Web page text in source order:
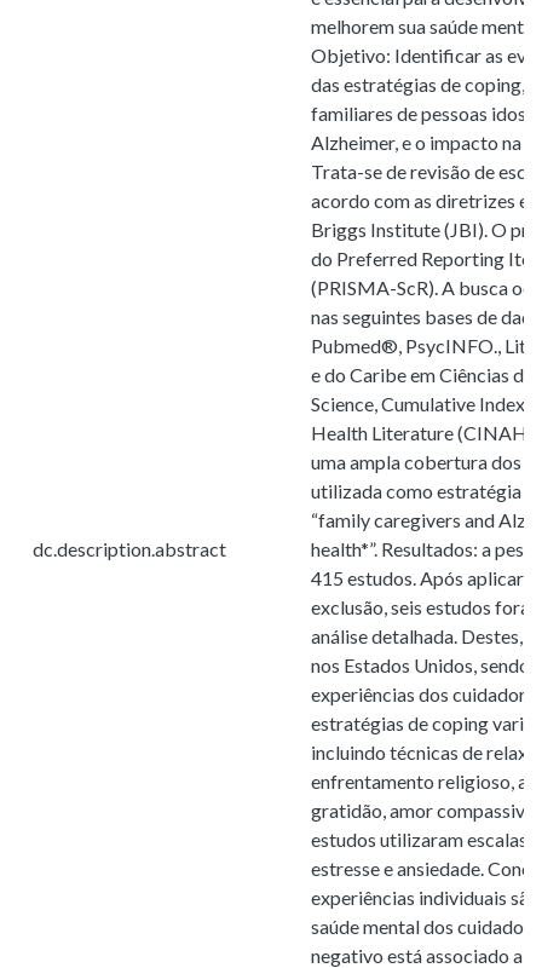
dc.description.abstract
melhorem sua saúde
Objetivo: Identificar as
das estratégias de coping,
familiares de pessoas
Alzheimer, e o impacto na
Trata-se de revisão de
acordo com as diretrizes
Briggs Institute (JBI). O
do Preferred Reporting
(PRISMA-ScR). A busca
nas seguintes bases de
Pubmed®, PsycINFO.,
e do Caribe em Ciências da
Science, Cumulative Index
Health Literature (CINAHL)
uma ampla cobertura dos
utilizada como estratégia
“family caregivers and
health*”. Resultados: a
415 estudos. Após aplicar
exclusão, seis estudos
análise detalhada. Destes,
nos Estados Unidos, sendo
experiências dos
estratégias de coping
incluindo técnicas de
enfrentamento religioso,
gratidão, amor compassivo
estudos utilizaram escalas
estresse e ansiedade.
experiências individuais
saúde mental dos
negativo está associado a